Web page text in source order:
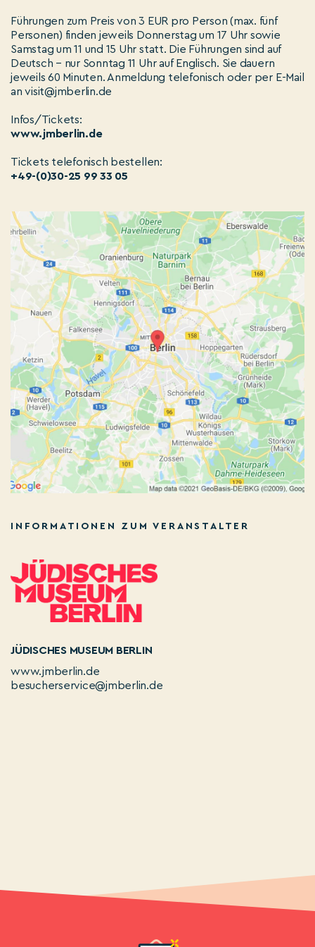
Führungen zum Preis von 3 EUR pro Person (max. fünf
Personen) finden jeweils Donnerstag um 17 Uhr sowie
Samstag um 11 und 15 Uhr statt. Die Führungen sind auf
Deutsch – nur Sonntag 11 Uhr auf Englisch. Sie dauern
jeweils 60 Minuten. Anmeldung telefonisch oder per E-Mail
an visit@jmberlin.de
Infos/Tickets:
www.jmberlin.de
Tickets telefonisch bestellen:
+49-(0)30-25 99 33 05
INFORMATIONEN ZUM VERANSTALTER
JÜDISCHES MUSEUM BERLIN
www.jmberlin.de
besucherservice@jmberlin.de